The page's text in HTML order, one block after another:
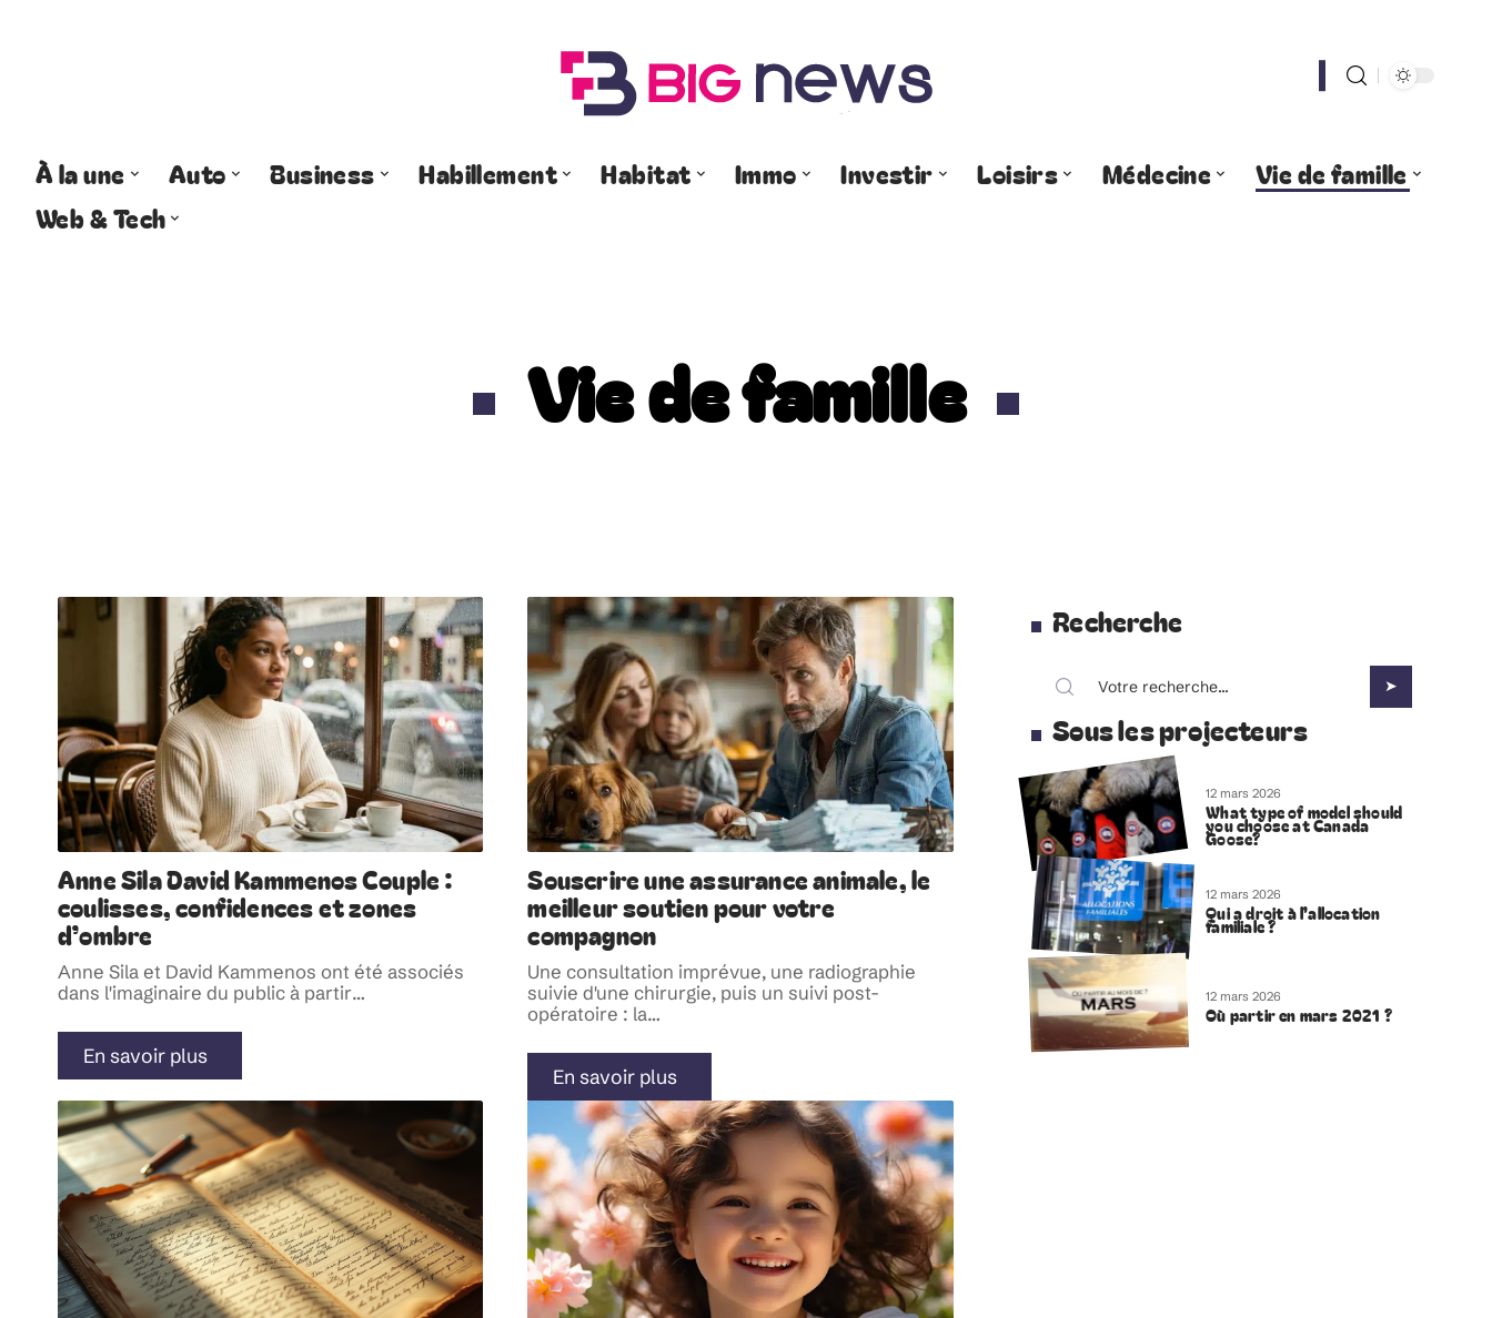
À la une Auto Business Habillement Habitat Immo Investir Loisirs Médecine
Vie de famille
Web & Tech
Vie de famille
Anne Sila David Kammenos Couple :
coulisses, confidences et zones
d’ombre
Anne Sila et David Kammenos ont été associés
dans l'imaginaire du public à partir…
En savoir plus
Souscrire une assurance animale, le
meilleur soutien pour votre
compagnon
Une consultation imprévue, une radiographie
suivie d'une chirurgie, puis un suivi post-
opératoire : la…
En savoir plus
Recherche
Sous les projecteurs
12 mars 2026
What type of model should
you choose at Canada
Goose?
12 mars 2026
Qui a droit à l’allocation
familiale ?
12 mars 2026
Où partir en mars 2021 ?